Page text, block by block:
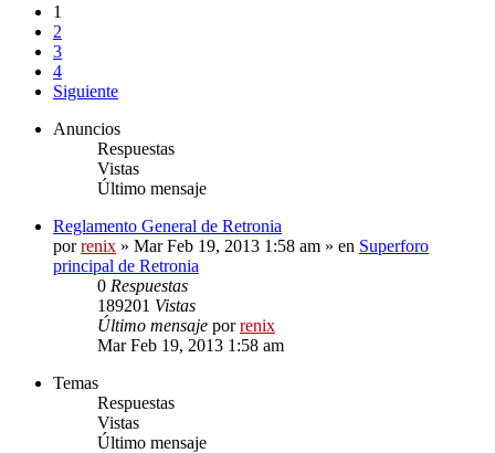
1
2
3
4
Siguiente
Anuncios
Respuestas
Vistas
Último mensaje
Reglamento General de Retronia
porrenix » Mar Feb 19, 2013 1:58 am » en Superforo
principal de Retronia
0 Respuestas
189201 Vistas
Último mensaje porrenix
Mar Feb 19, 2013 1:58 am
Temas
Respuestas
Vistas
Último mensaje